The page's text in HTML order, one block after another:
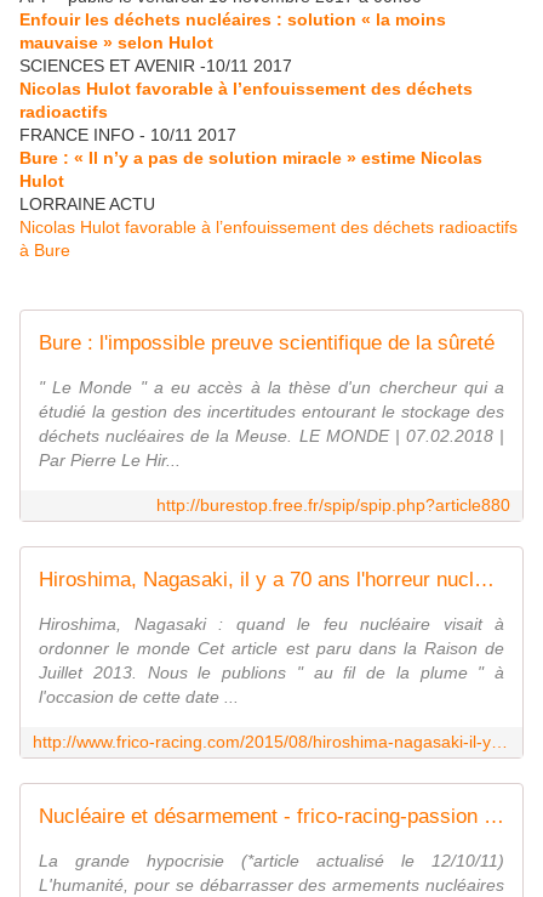
Enfouir les déchets nucléaires : solution « la moins
mauvaise » selon Hulot
SCIENCES ET AVENIR -10/11 2017
Nicolas Hulot favorable à l’enfouissement des déchets
radioactifs
FRANCE INFO - 10/11 2017
Bure : « Il n’y a pas de solution miracle » estime Nicolas
Hulot
LORRAINE ACTU
Nicolas Hulot favorable à l’enfouissement des déchets radioactifs
à Bure
Bure : l'impossible preuve scientifique de la sûreté
" Le Monde " a eu accès à la thèse d'un chercheur qui a
étudié la gestion des incertitudes entourant le stockage des
déchets nucléaires de la Meuse. LE MONDE | 07.02.2018 |
Par Pierre Le Hir...
http://burestop.free.fr/spip/spip.php?article880
Hiroshima, Nagasaki, il y a 70 ans l'horreur nucléaire. - frico-racing-passion moto
Hiroshima, Nagasaki : quand le feu nucléaire visait à
ordonner le monde Cet article est paru dans la Raison de
Juillet 2013. Nous le publions " au fil de la plume " à
l'occasion de cette date ...
Nucléaire et désarmement - frico-racing-passion moto
La grande hypocrisie (*article actualisé le 12/10/11)
L'humanité, pour se débarrasser des armements nucléaires